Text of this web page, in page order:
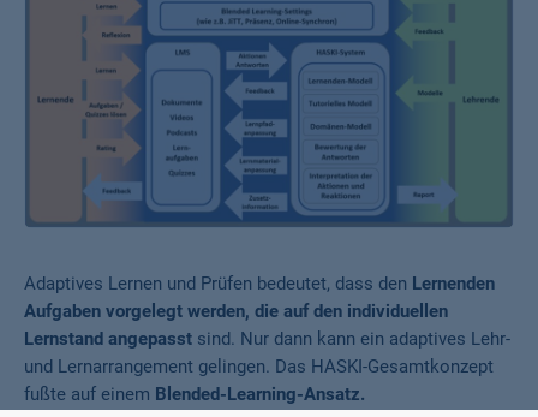
Adaptives Lernen und Prüfen bedeutet, dass den Lernenden
Aufgaben vorgelegt werden, die auf den individuellen
Lernstand angepasst sind. Nur dann kann ein adaptives Lehr-
und Lernarrangement gelingen. Das HASKI-Gesamtkonzept
fußte auf einem Blended-Learning-Ansatz.